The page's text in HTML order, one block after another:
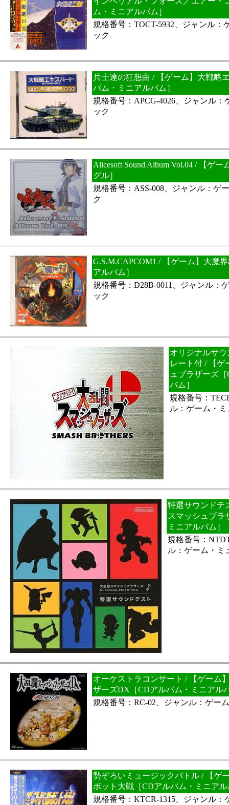
ム・ミニアルバム］
規格番号：TOCT-5932、ジャンル：
ック
兵士達の狂想曲 / 【ゲーム】大戦略
バム・ミニアルバム］
規格番号：APCG-4026、ジャンル：
ック
Alicesoft Sound Album Vol.04 / 【ゲ
グル］
規格番号：ASS-008、ジャンル：ゲ
ク
G.S.M.CAPCOM1 / 【ゲーム】大魔
アルバム］
規格番号：D28B-0011、ジャンル：
ック
オリジナルサ
レート付 / 【ゲ
ュブラザーズ
バム］
規格番号：
ル：ゲーム・
特選サウンドテ
スマッシュブラ
ミニアルバム］
規格番号：
ル：ゲーム・ミ
オーケストラコンサート / 【ゲーム
ザーズDX［CDアルバム・ミニアル
規格番号：RC-02、ジャンル：ゲー
勢ぞろいミュージックバトル / 【ゲ
ボット大戦［CDアルバム・ミニア
規格番号：KTCR-1315、ジャンル：